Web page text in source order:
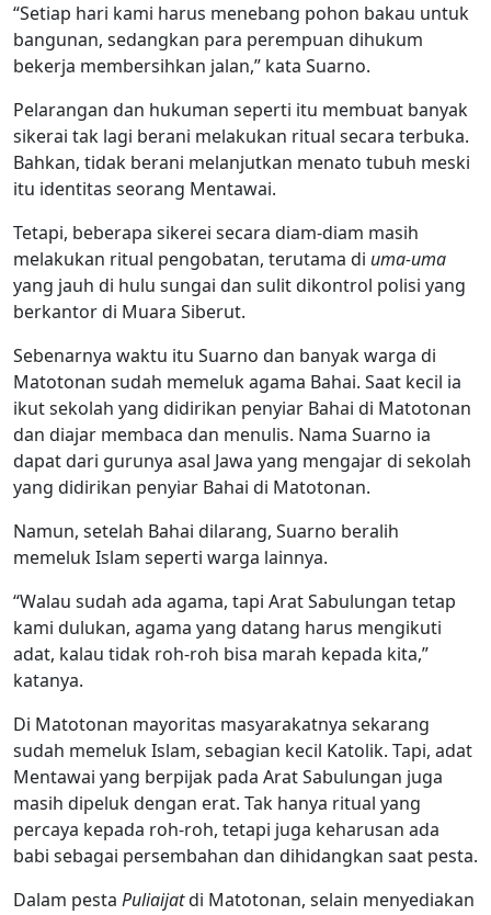
“Setiap hari kami harus menebang pohon bakau untuk
bangunan, sedangkan para perempuan dihukum
bekerja membersihkan jalan,” kata Suarno.
Pelarangan dan hukuman seperti itu membuat banyak
sikerai tak lagi berani melakukan ritual secara terbuka.
Bahkan, tidak berani melanjutkan menato tubuh meski
itu identitas seorang Mentawai.
Tetapi, beberapa sikerei secara diam-diam masih
melakukan ritual pengobatan, terutama di uma-uma
yang jauh di hulu sungai dan sulit dikontrol polisi yang
berkantor di Muara Siberut.
Sebenarnya waktu itu Suarno dan banyak warga di
Matotonan sudah memeluk agama Bahai. Saat kecil ia
ikut sekolah yang didirikan penyiar Bahai di Matotonan
dan diajar membaca dan menulis. Nama Suarno ia
dapat dari gurunya asal Jawa yang mengajar di sekolah
yang didirikan penyiar Bahai di Matotonan.
Namun, setelah Bahai dilarang, Suarno beralih
memeluk Islam seperti warga lainnya.
“Walau sudah ada agama, tapi Arat Sabulungan tetap
kami dulukan, agama yang datang harus mengikuti
adat, kalau tidak roh-roh bisa marah kepada kita,”
katanya.
Di Matotonan mayoritas masyarakatnya sekarang
sudah memeluk Islam, sebagian kecil Katolik. Tapi, adat
Mentawai yang berpijak pada Arat Sabulungan juga
masih dipeluk dengan erat. Tak hanya ritual yang
percaya kepada roh-roh, tetapi juga keharusan ada
babi sebagai persembahan dan dihidangkan saat pesta.
Dalam pesta Puliaijatdi Matotonan, selain menyediakan